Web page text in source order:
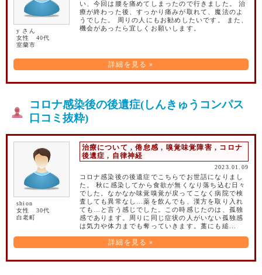
y さん
女性 40代
室蘭市
い、今回は腰を痛めてしまったので行きました。 治
療が終わった後、すっかり痛みが取れて、魔法のよ
うでした。 周りの人にもお勧めしたいです。 また、
機会があったら宜しくお願いします。
詳細を見る »
コロナ感染後の後遺症(しんきゅうコンパス
口コミ抜粋)
shion
女性 30代
白老町
治療について ,倦怠感 , 嗅覚味覚障害 , コロナ
後遺症 , 自律神経
2023.01.09
コロナ感染後の後遺症でこちらでお世話になりまし
た。 秋に感染してから食欲が無くなり落ち込む日々
でした。なかなか味覚嗅覚が戻ってこなく病院で検
査しても異常なし…薬を飲んでも、漢方を取り入れ
ても…と言う感じでした。この時感じたのは、孤独
感であります。周りに同じ症状の人がいない孤独感
は気力や体力までも奪っていきます。藁にも縋...
詳細を見る »